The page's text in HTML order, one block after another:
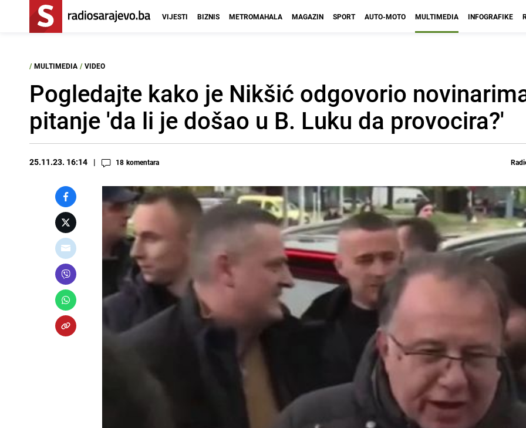
VIJESTI BIZNIS METROMAHALA MAGAZIN SPORT AUTO-MOTO MULTIMEDIA INFOGRAFIKE
/ MULTIMEDIA / VIDEO
Pogledajte kako je Nikšić odgovorio
pitanje 'da li je došao u B. Luku da provocira?'
25.11.23. 16:14 18 komentara